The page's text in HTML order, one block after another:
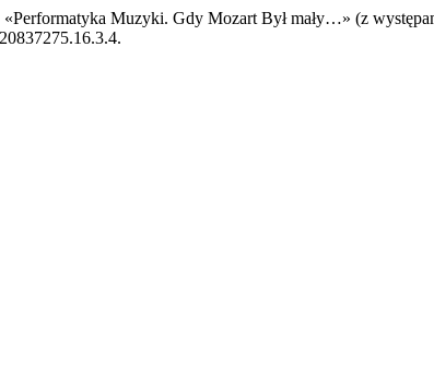
Muzyki. Gdy Mozart Był mały…» (z